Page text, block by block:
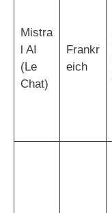
Mistra
l AI
(Le
Chat)
Frankr
eich